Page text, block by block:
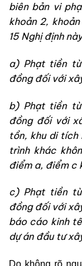
biên bản vi
khoản 2,
15 Nghị định
a) Phạt tiền
đồng đối với
b) Phạt tiền
đồng đối với
tồn, khu di tích
trình khác
điểm a, điểm c
c) Phạt tiền
đồng đối với
báo cáo kinh
dự án đầu tư